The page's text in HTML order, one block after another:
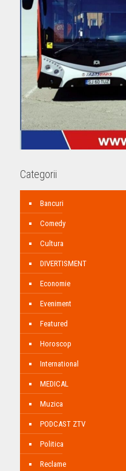
Categorii
Bancuri
Comedy
Cultura
DIVERTISMENT
Economie
Eveniment
Featured
Horoscop
International
MEDICAL
Muzica
PODCAST ZTV
Politica
Reclame